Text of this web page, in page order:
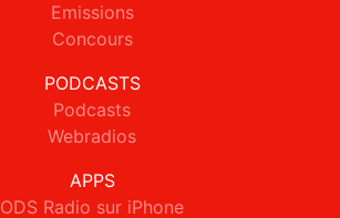
Emissions
Concours
PODCASTS
Podcasts
Webradios
APPS
ODS Radio sur iPhone